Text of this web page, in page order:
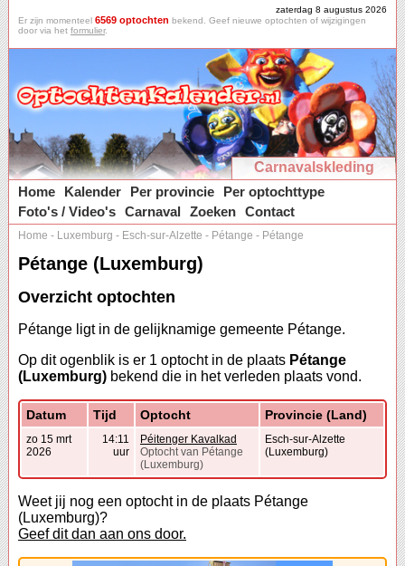
zaterdag 8 augustus 2026
Er zijn momenteel 6569 optochten bekend. Geef nieuwe optochten of wijzigingen
door via het formulier.
Carnavalskleding
Home
Kalender Per provincie
Per optochttype
Foto's / Video's Carnaval Zoeken Contact
Home - Luxemburg - Esch-sur-Alzette - Pétange - Pétange
Pétange (Luxemburg)
Overzicht optochten
Pétange ligt in de gelijknamige gemeente Pétange.
Op dit ogenblik is er 1 optocht in de plaats Pétange
(Luxemburg) bekend die in het verleden plaats vond.
Datum Tijd Optocht Provincie (Land)
zo 15 mrt
2026
14:11
uur
Péitenger Kavalkad
Optocht van Pétange
(Luxemburg)
Esch-sur-Alzette
(Luxemburg)
Weet jij nog een optocht in de plaats Pétange
(Luxemburg)?
Geef dit dan aan ons door.